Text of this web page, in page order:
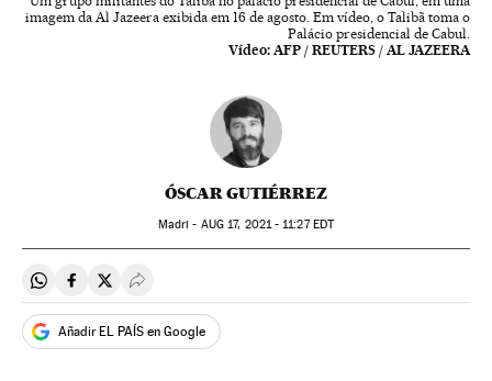
imagem da Al Jazeera exibida em 16 de agosto. Em vídeo, o Talibã toma o
Palácio presidencial de Cabul.
Vídeo: AFP / REUTERS / AL JAZEERA
ÓSCAR GUTIÉRREZ
Madri - AUG 17, 2021 - 11:27EDT
Compartir en Whatsapp
Compartir en Facebook
Compartir en Twitter
Desplegar Redes Sociales
Añadir EL PAÍS en Google